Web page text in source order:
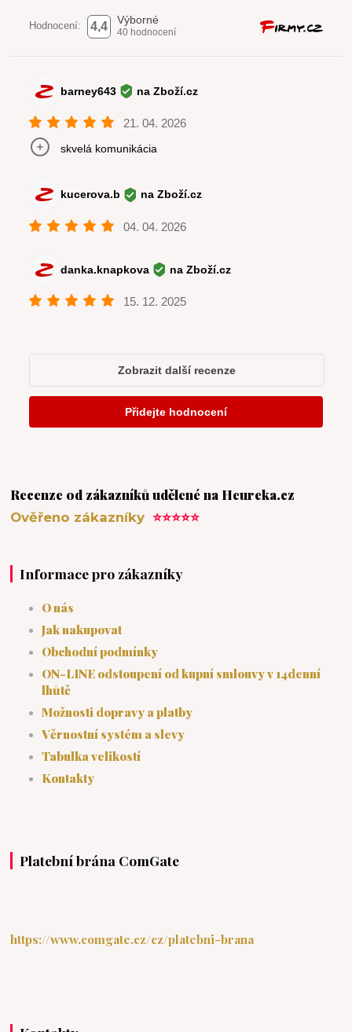
Recenze od zákazníků udělené na Heureka.cz
Ověřeno zákazníky⭐⭐⭐⭐⭐
Informace pro zákazníky
O nás
Jak nakupovat
Obchodní podmínky
ON-LINE odstoupení od kupní smlouvy v 14denní
lhůtě
Možnosti dopravy a platby
Věrnostní systém a slevy
Tabulka velikostí
Kontakty
Platební brána ComGate
https://www.comgate.cz/cz/platebni-brana